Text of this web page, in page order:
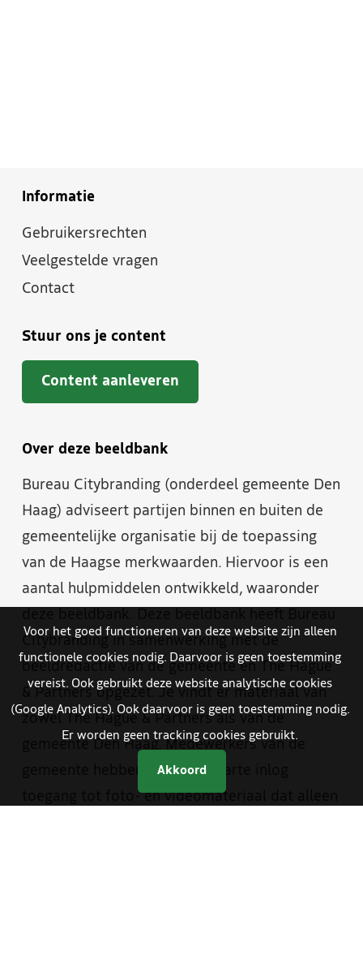
Informatie
Gebruikersrechten
Veelgestelde vragen
Contact
Stuur ons je content
Content aanleveren
Over deze beeldbank
Bureau Citybranding (onderdeel gemeente Den
Haag) adviseert partijen binnen en buiten de
gemeentelijke organisatie bij de toepassing
van de Haagse merkwaarden. Hiervoor is een
aantal hulpmiddelen ontwikkeld, waaronder
Citybranding in samenwerking met de
beeldredactie van de gemeente en The Hague
& Partners opgezet. Je vindt er materiaal van
zowel The Hague & Partners als van de
gemeente Den Haag. Medewerkers van de
gemeente hebben met een aparte inlog
toegang tot foto- en videomateriaal dat alleen
Voor het goed functioneren van deze website zijn alleen
functionele cookies nodig. Daarvoor is geen toestemming
vereist. Ook gebruikt deze website analytische cookies
(Google Analytics). Ook daarvoor is geen toestemming nodig.
Er worden geen tracking cookies gebruikt.
Akkoord